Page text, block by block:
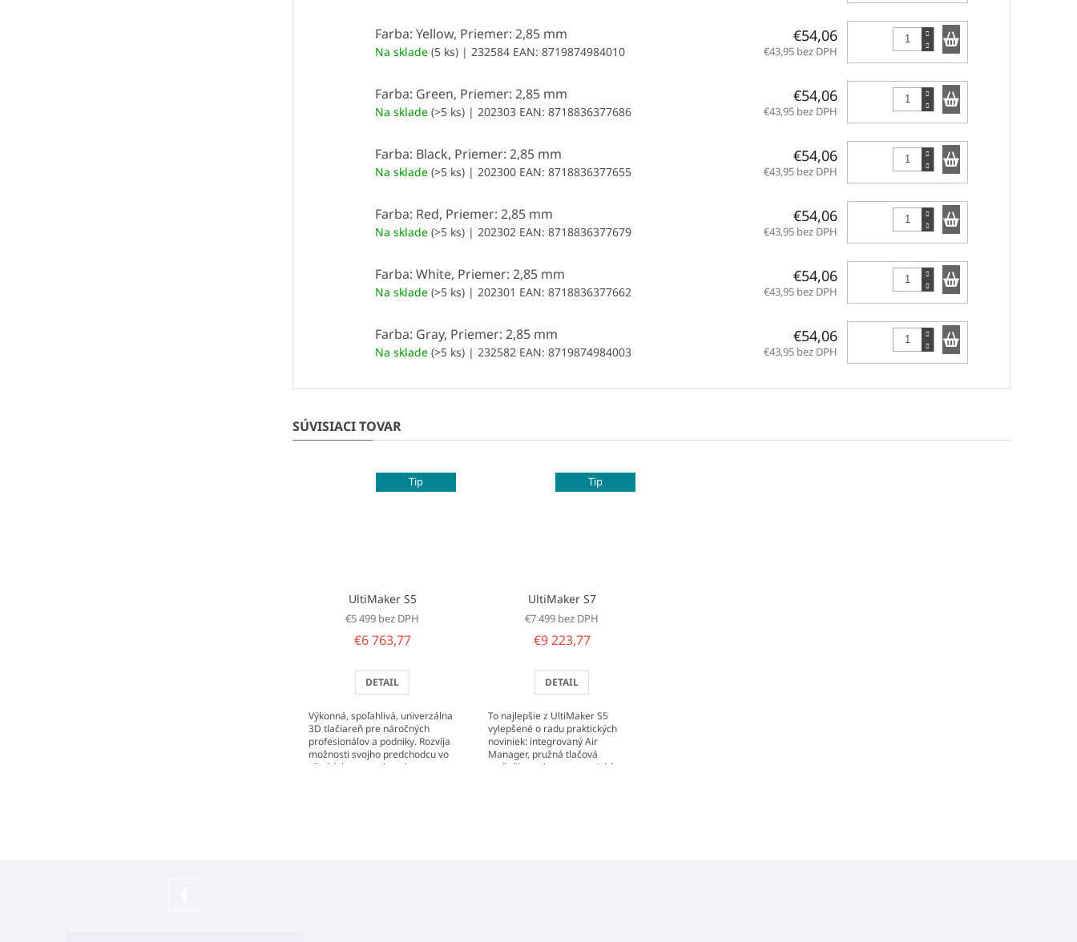
Farba: Yellow, Priemer: 2,85 mm
Na sklade (5 ks) | 232584 EAN: 8719874984010
€54,06
€43,95 bez DPH
Do košíka
Farba: Green, Priemer: 2,85 mm
Na sklade (>5 ks) | 202303 EAN: 8718836377686
€54,06
€43,95 bez DPH
Do košíka
Farba: Black, Priemer: 2,85 mm
Na sklade (>5 ks) | 202300 EAN: 8718836377655
€54,06
€43,95 bez DPH
Do košíka
Farba: Red, Priemer: 2,85 mm
Na sklade (>5 ks) | 202302 EAN: 8718836377679
€54,06
€43,95 bez DPH
Do košíka
Farba: White, Priemer: 2,85 mm
Na sklade (>5 ks) | 202301 EAN: 8718836377662
€54,06
€43,95 bez DPH
Do košíka
Farba: Gray, Priemer: 2,85 mm
Na sklade (>5 ks) | 232582 EAN: 8719874984003
€54,06
€43,95 bez DPH
Do košíka
SÚVISIACI TOVAR
Tip
UltiMaker S5
€5 499 bez DPH
€6 763,77
DETAIL
Výkonná, spoľahlivá, univerzálna
3D tlačiareň pre náročných
profesionálov a podniky. Rozvíja
možnosti svojho predchodcu vo
všetkých smeroch, vrátane
Tip
UltiMaker S7
€7 499 bez DPH
€9 223,77
DETAIL
To najlepšie z UltiMaker S5
vylepšené o radu praktických
noviniek: integrovaný Air
Manager, pružná tlačová
podložka s plne automatickým